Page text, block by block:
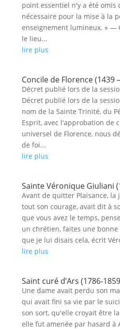
point essentiel n'y a été omis
nécessaire pour la mise à la
enseignement lumineux. » —
le lieu...
lire plus
Concile de Florence (1439
Décret publié lors de la
Décret publié lors de la
nom de la Sainte Trinité, du
Esprit, avec l'approbation de
universel de Florence, nous
de foi...
lire plus
Sainte Véronique Giuliani
Avant de quitter Plaisance, la
tout son courage, avait dit à
que vous avez le temps,
un chrétien, faites une bonne
que je lui disais cela, écrit
lire plus
Saint curé d’Ars (1786-
Une dame avait perdu son
qui avait fini sa vie par le
son sort, qu'elle croyait être
elle fut amenée par hasard à